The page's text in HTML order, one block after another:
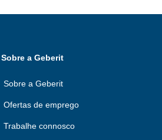
Sobre a Geberit
Sobre a Geberit
Ofertas de emprego
Trabalhe connosco